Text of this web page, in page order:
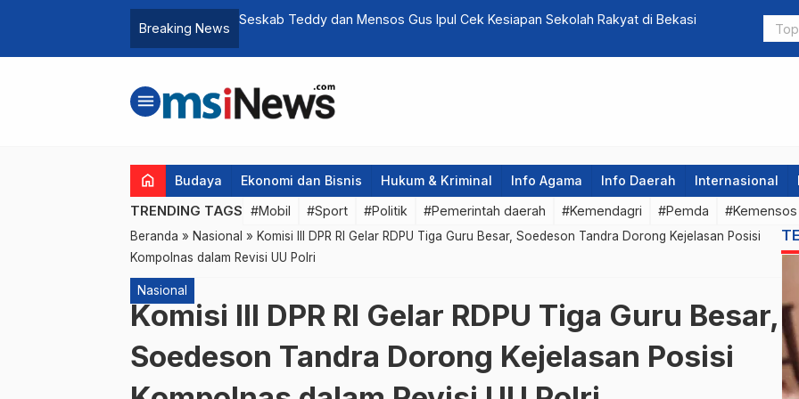
Breaking News
Tersangka
menu
home Budaya Ekonomi dan Bisnis Hukum & Kriminal Info Agama Info Daerah Internasional
TRENDING TAGS #Mobil #Sport #Politik #Pemerintah daerah #Kemendagri #Pemda #Kemensos
Beranda » Nasional » Komisi III DPR RI Gelar RDPU Tiga Guru Besar, Soedeson Tandra Dorong Kejelasan Posisi
Kompolnas dalam Revisi UU Polri
Nasional
Komisi III DPR RI Gelar RDPU Tiga Guru Besar,
Soedeson Tandra Dorong Kejelasan Posisi